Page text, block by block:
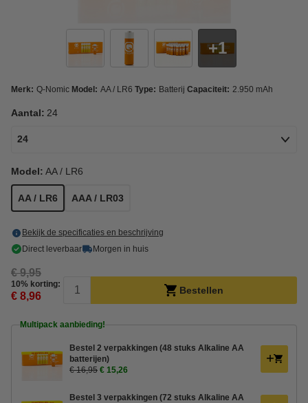
1
Merk: Q-Nomic Model: AA / LR6 Type: Batterij Capaciteit: 2.950 mAh
Aantal: 24
24
Model: AA / LR6
AA / LR6 AAA / LR03
Bekijk de specificaties en beschrijving
Direct leverbaar
Morgen in huis
€ 9,95
10% korting:
€ 8,96 Bestellen
Multipack aanbieding!
Bestel 2 verpakkingen (48 stuks Alkaline AA
batterijen)
€ 16,95 € 15,26
Bestel 3 verpakkingen (72 stuks Alkaline AA